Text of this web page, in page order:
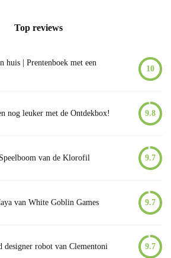
Top reviews
huis | Prentenboek met een
10
nog leuker met de Ontdekbox! 9.8
van de Klorofil 9.7
van White Goblin Games 9.7
designer robot van Clementoni 9.7